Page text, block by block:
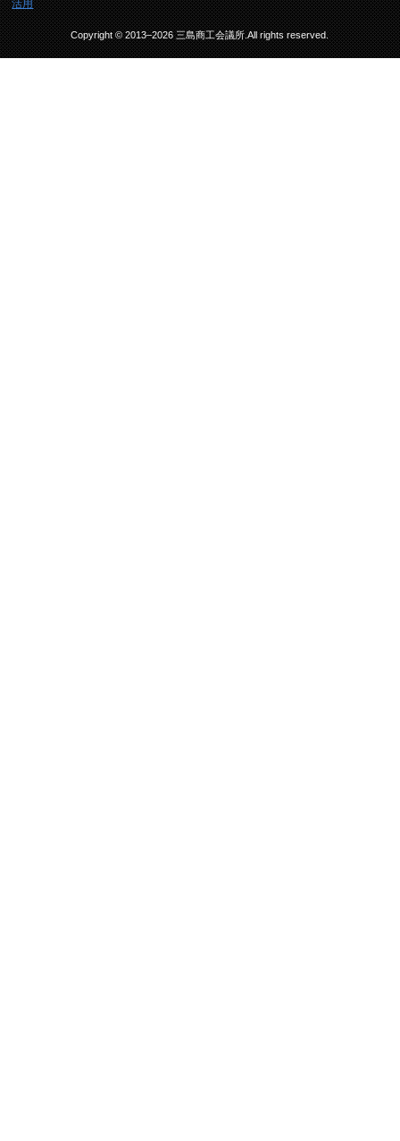
Copyright © 2013–2026 三島商工会議所.All rights reserved.